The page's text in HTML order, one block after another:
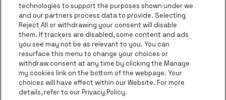
Ga naar de
Ga naar de website van Coca-Cola
Ga naar de website van
Ga naar de
Ga naar de website van Champagne
Ga naar de website
Ga naar de website van Het
Ga naar de
AFAS Dome is een deel van be•at
technologies to support the purposes shown under we
and our partners process data to provide. Selecting
Reject All or withdrawing your consent will disable
them. If trackers are disabled, some content and ads
you see may not be as relevant to you. You can
resurface this menu to change your choices or
withdraw consent at any time by clicking the Manage
my cookies link on the bottom of the webpage. Your
choices will have effect within our Website. For more
details, refer to our Privacy Policy.